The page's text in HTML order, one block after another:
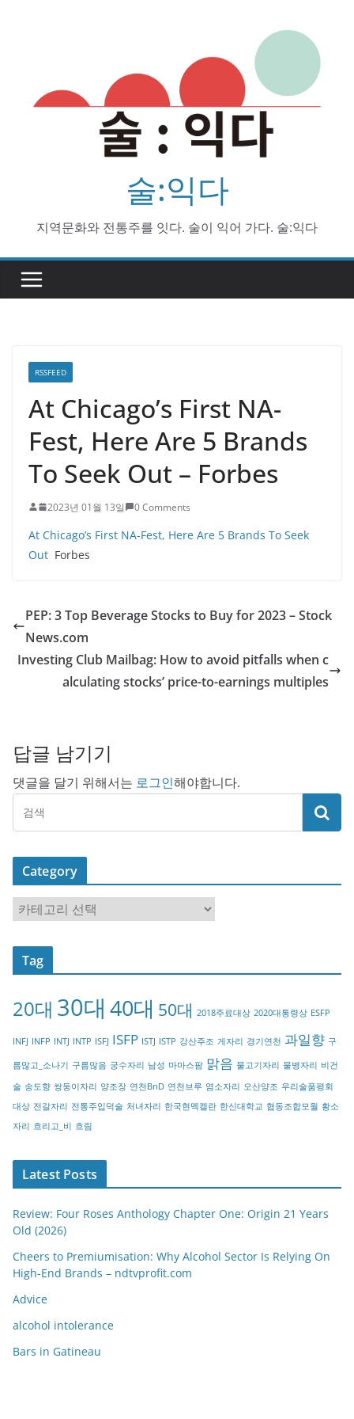
술:익다
지역문화와 전통주를 잇다. 술이 익어 가다. 술:익다
RSSFEED
At Chicago’s First NA-
Fest, Here Are 5 Brands
To Seek Out – Forbes
2023년 01월 13일 0 Comments
At Chicago’s First NA-Fest, Here Are 5 Brands To Seek
Out Forbes
PEP: 3 Top Beverage Stocks to Buy for 2023 – Stock
News.com
Investing Club Mailbag: How to avoid pitfalls when c
alculating stocks’ price-to-earnings multiples
답글 남기기
댓글을 달기 위해서는 로그인해야합니다.
Category
a
t
o
y
Tag
20대 30대 40대 50대 2018주료대상 2020대통령상 ESFP
INFJ INFP INTJ INTP ISFJ ISFP ISTJ ISTP 강산주조 게자리 경기연천 과일향 구
름많고_소나기 구름많음 궁수자리 남성 마마스팜 맑음 물고기자리 물병자리 비건
술 송도향 쌍둥이자리 양조장 연천BnD 연천브루 염소자리 오산양조 우리술품평회
대상 전갈자리 전통주입덕술 처녀자리 한국현멕켈란 한신대학교 협동조합모월 황소
자리 흐리고_비 흐림
Latest Posts
Review: Four Roses Anthology Chapter One: Origin 21 Years
Old (2026)
Cheers to Premiumisation: Why Alcohol Sector Is Relying On
High-End Brands – ndtvprofit.com
Advice
alcohol intolerance
Bars in Gatineau